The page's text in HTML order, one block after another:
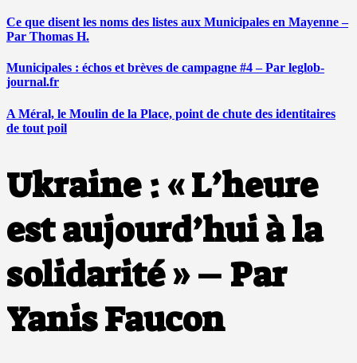
Ce que disent les noms des listes aux Municipales en Mayenne –
Par Thomas H.
Municipales : échos et brèves de campagne #4 – Par leglob-
journal.fr
A Méral, le Moulin de la Place, point de chute des identitaires
de tout poil
Ukraine : « L’heure
est aujourd’hui à la
solidarité » – Par
Yanis Faucon